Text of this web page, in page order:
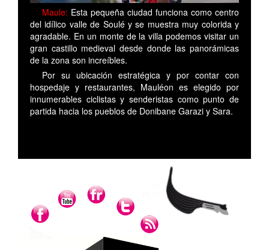
Maule: Esta pequeña ciudad funciona como centro
del idílico valle de Soulé y se muestra muy colorida y
agradable. En un monte de la villa podemos visitar un
gran castillo medieval desde donde las panorámicas
de la zona son increíbles.
Por su ubicación estratégica y por contar con
hospedaje y restaurantes, Mauléon es elegido por
innumerables ciclistas y senderistas como punto de
partida hacia los pueblos de Donibane Garazi y Sara.